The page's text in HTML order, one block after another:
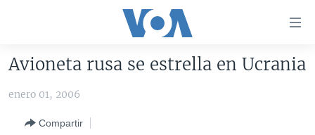
accesibilidad
al
principal
AMÉRICA DEL NORTE
EEUU
MÉXICO
ELECCIONES EEUU 2024
ELECCIONES EEUU
VOA VERIFICA
Avioneta rusa se estrella en Ucrania
enero 01, 2006
Compartir